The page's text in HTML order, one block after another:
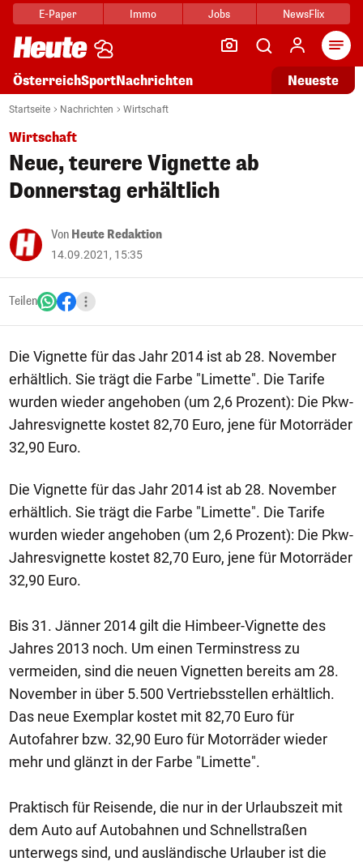
E-Paper Immo Jobs NewsFlix
ÖsterreichSportNachrichten Neueste
Startseite Nachrichten Wirtschaft
Wirtschaft
Neue, teurere Vignette ab
Donnerstag erhältlich
Von Heute Redaktion
14.09.2021, 15:35
Teilen
Die Vignette für das Jahr 2014 ist ab 28. November
erhältlich. Sie trägt die Farbe "Limette". Die Tarife
wurden wieder angehoben (um 2,6 Prozent): Die Pkw-
Jahresvignette kostet 82,70 Euro, jene für Motorräder
32,90 Euro.
Die Vignette für das Jahr 2014 ist ab 28. November
erhältlich. Sie trägt die Farbe "Limette". Die Tarife
wurden wieder angehoben (um 2,6 Prozent): Die Pkw-
Jahresvignette kostet 82,70 Euro, jene für Motorräder
32,90 Euro.
Bis 31. Jänner 2014 gilt die Himbeer-Vignette des
Jahres 2013 noch. Um einen Terminstress zu
vermeiden, sind die neuen Vignetten bereits am 28.
November in über 5.500 Vertriebsstellen erhältlich.
Das neue Exemplar kostet mit 82,70 Euro für
Autofahrer bzw. 32,90 Euro für Motorräder wieder
mehr und glänzt in der Farbe "Limette".
Praktisch für Reisende, die nur in der Urlaubszeit mit
dem Auto auf Autobahnen und Schnellstraßen
unterwegs sind, und ausländische Urlauber ist die